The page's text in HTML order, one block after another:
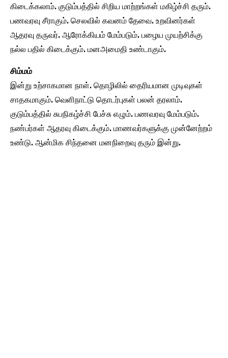
கிடைக்கலாம். குடும்பத்தில் சிறிய மாற்றங்கள் மகிழ்ச்சி தரும்.
பணவரவு சீராகும். செலவில் கவனம் தேவை. உறவினர்கள்
ஆதரவு தருவர். ஆரோக்கியம் மேம்படும். பழைய முயற்சிக்கு
நல்ல பதில் கிடைக்கும். மனஅமைதி உண்டாகும்.
சிம்மம்
இன்று உற்சாகமான நாள். தொழிலில் தைரியமான முடிவுகள்
சாதகமாகும். வெளிநாட்டு தொடர்புகள் பலன் தரலாம்.
குடும்பத்தில் சுபநிகழ்ச்சி பேச்சு எழும். பணவரவு மேம்படும்.
நண்பர்கள் ஆதரவு கிடைக்கும். மாணவர்களுக்கு முன்னேற்றம்
உண்டு. ஆன்மிக சிந்தனை மனநிறைவு தரும் இன்று.